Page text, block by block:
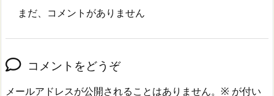
まだ、コメントがありません
コメントをどうぞ
メールアドレスが公開されることはありません。 ※ が付い